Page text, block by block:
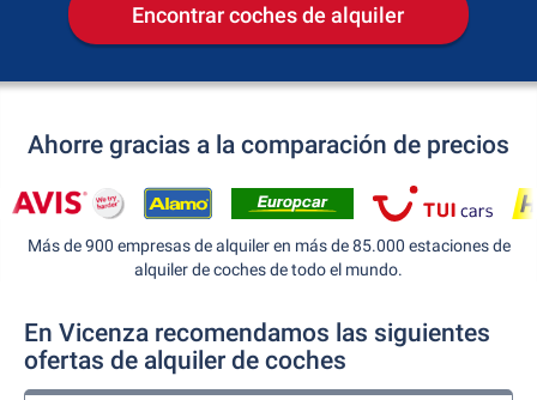
Encontrar coches de alquiler
Ahorre gracias a la comparación de precios
Más de 900 empresas de alquiler en más de 85.000 estaciones de
alquiler de coches de todo el mundo.
En Vicenza recomendamos las siguientes
ofertas de alquiler de coches